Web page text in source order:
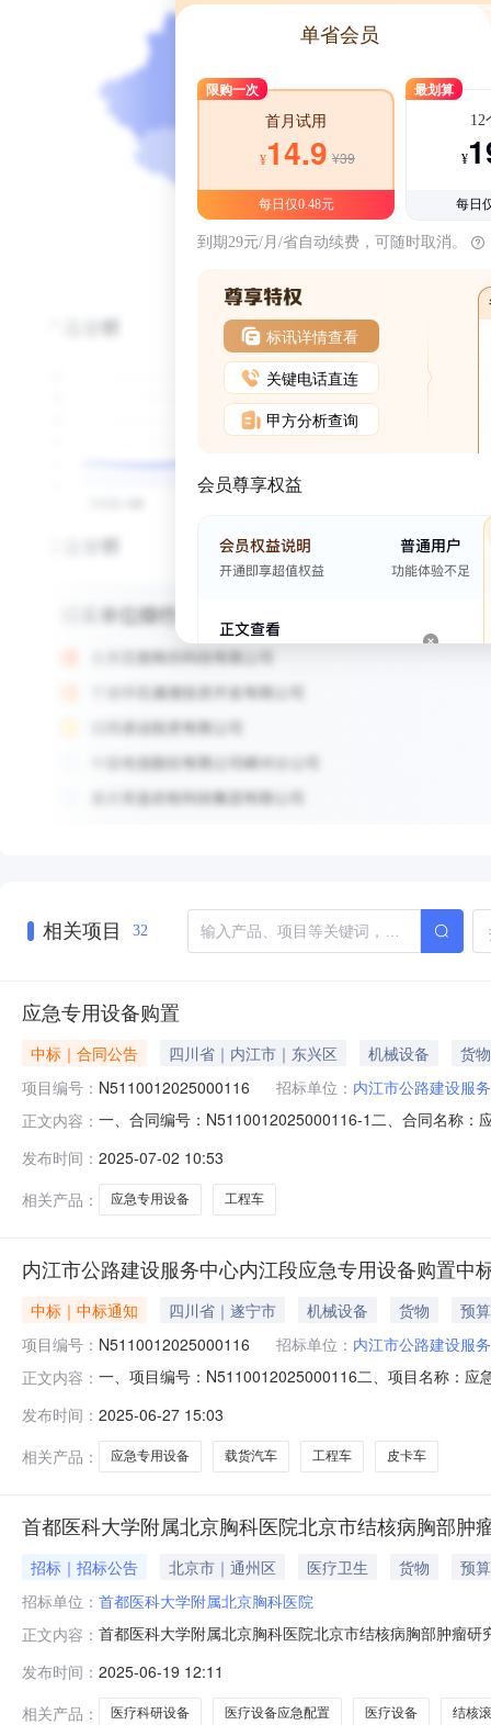
单省会员
限购一次
首月试用
¥14.9 ¥39
每日仅0.48元
最划算
12
¥
每日
到期29元/月/省自动续费，可随时取消。
标讯详情查看
关键电话直连
甲方分析查询
会员尊享权益
相关项目 32
应急专用设备购置
中标｜合同公告 四川省｜内江市｜东兴区 机械设备
货物
项目编号： N5110012025000116 招标单位： 内江市公路建设服
正文内容： 一、合同编号：N5110012025000116-1二、合同名称：
联系方式：0832-2202828六、合同主要信息主要标的名
发布时间： 2025-07-02 10:53
相关产品：
应急专用设备 工程车
内江市公路建设服务中心内江段应急专用设备购置中
中标｜中标通知 四川省｜遂宁市 机械设备 货物
预
项目编号： N5110012025000116 招标单位： 内江市公路建设服
正文内容： 一、项目编号：N5110012025000116二、项目名称：应
（单位）单价(元)A02030100A02030100载货汽车工程
发布时间： 2025-06-27 15:03
相关产品：
应急专用设备 载货汽车 工程车 皮卡车
首都医科大学附属北京胸科医院北京市结核病胸部肿
招标｜招标公告 北京市｜通州区 医疗卫生 货物
预
招标单位： 首都医科大学附属北京胸科医院
正文内容： 首都医科大学附属北京胸科医院北京市结核病胸部肿瘤
二：2025年北京胸科医院自有资金医疗设备购置项目（
胸部肿瘤研究所应急专用设备
发布时间： 2025-06-19 12:11
相关产品：
医疗科研设备 医疗设备应急配置 医疗设备 结核